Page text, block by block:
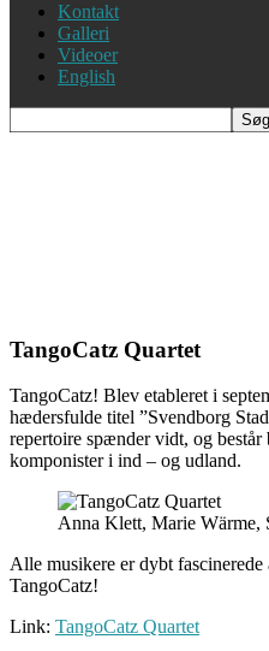
Kontakt
Galleri
Videoer
English
TangoCatz Quartet
TangoCatz! Blev etableret i
hædersfulde titel ”Svendborg
repertoire spænder vidt, og består
komponister i ind – og udland.
Anna Klett, Marie Wärme,
Alle musikere er dybt
TangoCatz!
Link: TangoCatz Quartet